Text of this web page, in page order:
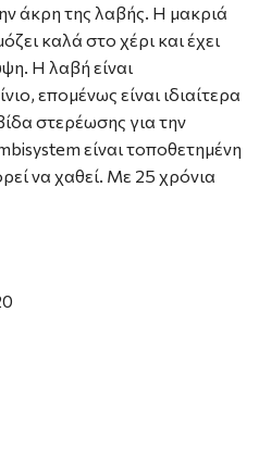
άκρη της λαβής. Η μακριά
καλά στο χέρι και έχει
Η λαβή είναι
επομένως είναι ιδιαίτερα
στερέωσης για την
είναι τοποθετημένη
να χαθεί. Με 25 χρόνια